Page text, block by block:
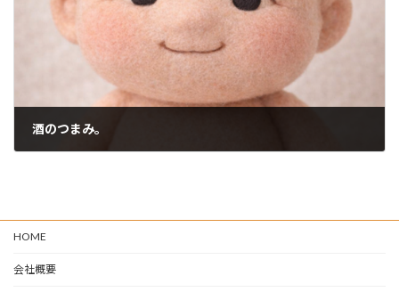
酒のつまみ。
2026-05-05
HOME
会社概要